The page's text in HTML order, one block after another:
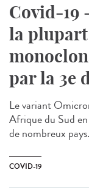
Covid-19
la
par la 3e
Le variant
Afrique du Sud
de nombreux
COVID-19